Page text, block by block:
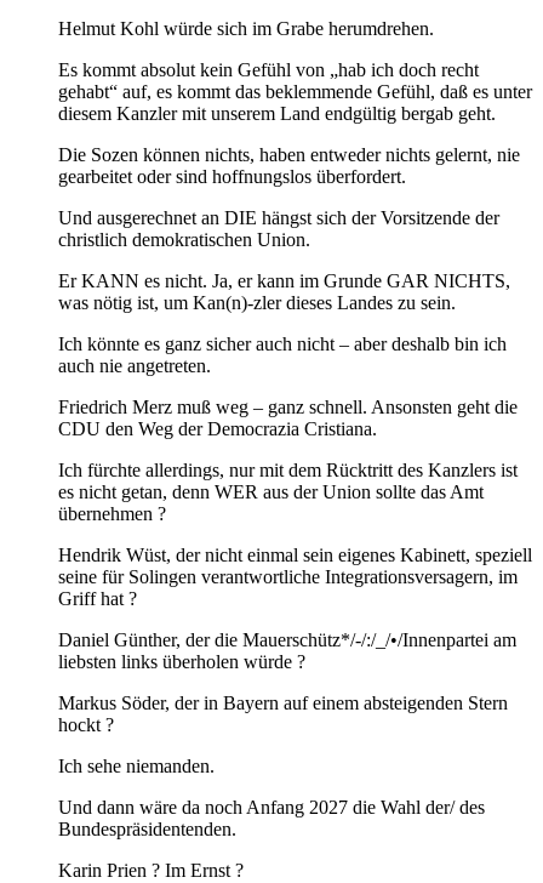
Helmut Kohl würde sich im Grabe herumdrehen.
Es kommt absolut kein Gefühl von „hab ich doch recht
gehabt“ auf, es kommt das beklemmende Gefühl, daß es unter
diesem Kanzler mit unserem Land endgültig bergab geht.
Die Sozen können nichts, haben entweder nichts gelernt, nie
gearbeitet oder sind hoffnungslos überfordert.
Und ausgerechnet an DIE hängst sich der Vorsitzende der
christlich demokratischen Union.
Er KANN es nicht. Ja, er kann im Grunde GAR NICHTS,
was nötig ist, um Kan(n)-zler dieses Landes zu sein.
Ich könnte es ganz sicher auch nicht – aber deshalb bin ich
auch nie angetreten.
Friedrich Merz muß weg – ganz schnell. Ansonsten geht die
CDU den Weg der Democrazia Cristiana.
Ich fürchte allerdings, nur mit dem Rücktritt des Kanzlers ist
es nicht getan, denn WER aus der Union sollte das Amt
übernehmen ?
Hendrik Wüst, der nicht einmal sein eigenes Kabinett, speziell
seine für Solingen verantwortliche Integrationsversagern, im
Griff hat ?
Daniel Günther, der die Mauerschütz*/-/:/_/•/Innenpartei am
liebsten links überholen würde ?
Markus Söder, der in Bayern auf einem absteigenden Stern
hockt ?
Ich sehe niemanden.
Und dann wäre da noch Anfang 2027 die Wahl der/ des
Bundespräsidentenden.
Karin Prien ? Im Ernst ?